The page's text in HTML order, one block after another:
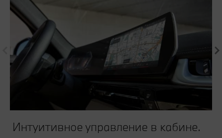
Интуитивное управление в кабине.